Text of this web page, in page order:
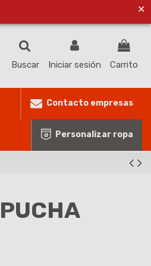
✕
0)
Buscar Iniciar sesión Carrito
Contacto empresas
Personalizar ropa